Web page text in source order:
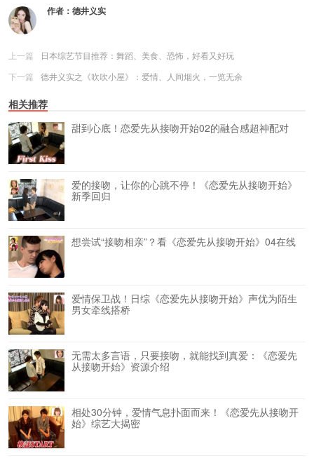
作者： 德井义实
上一篇
日本综艺节目推荐：舞蹈、美食、恐怖，好看又好玩
下一篇
德井义实之《吹吹小屋》：爱情、人间烟火，一览无余
相关推荐
甜到心底！恋爱先从接吻开始02的融合感超神配对
爱的接吻，让你的心跳不停！《恋爱先从接吻开始》
新季回归
想尝试“接吻相亲”？看《恋爱先从接吻开始》04在线
爱情保卫战！日综《恋爱先从接吻开始》声优为陌生
男女牵线搭桥
无需太多言语，只要接吻，就能找到真爱：《恋爱先
从接吻开始》资源介绍
相处30分钟，爱情气息扑面而来！《恋爱先从接吻开
始》综艺大揭密